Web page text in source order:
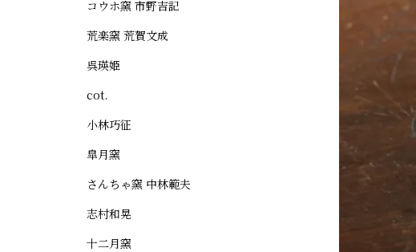
コウホ窯 市野吉記
荒楽窯 荒賀文成
呉瑛姫
cot.
小林巧征
皐月窯
さんちゃ窯 中林範夫
志村和晃
十二月窯